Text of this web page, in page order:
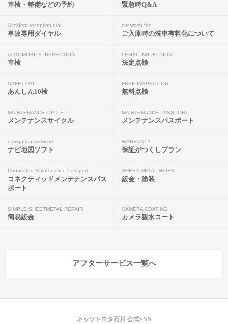
車検・整備などの予約 緊急時Q&A
Accident reception dial
事故専用ダイヤル
car wash fee
ご入庫時の洗車有料化について
AUTOMOBILE INSPECTION
車検
LEGAL INSPECTION
法定点検
SAFETY10
あんしん10検
FREE INSPECTION
無料点検
MAINTENANCE CYCLE
メンテナンスサイクル
MAINTENANCE PASSPORT
メンテナンスパスポート
navigation software
ナビ地図ソフト
WARRANTY
保証がつくしプラン
Connected Maintenance Passport
コネクティッドメンテナンスパス
ポート
SHEET METAL WORK
鈑金・塗装
SIMPLE SHEETMETAL REPAIR
簡易鈑金
CAMERA COATING
カメラ親水コート
アフターサービス一覧へ
ネッツトヨタ石川 公式SNS